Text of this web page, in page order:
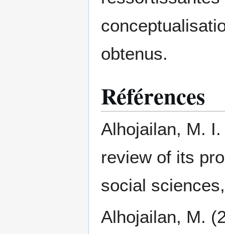
obtenus.
Références
Alhojailan, M.
review of its
social
Alhojailan, M.